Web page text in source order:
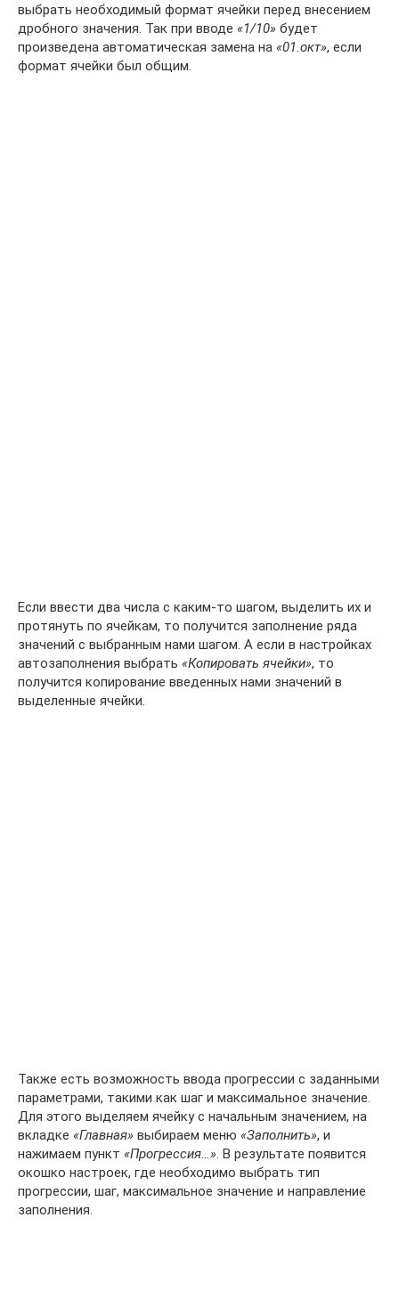
выбрать необходимый формат ячейки перед внесением
дробного значения. Так при вводе «1/10» будет
произведена автоматическая замена на «01.окт», если
формат ячейки был общим.
Если ввести два числа с каким-то шагом, выделить их и
протянуть по ячейкам, то получится заполнение ряда
значений с выбранным нами шагом. А если в настройках
автозаполнения выбрать «Копировать ячейки», то
получится копирование введенных нами значений в
выделенные ячейки.
Также есть возможность ввода прогрессии с заданными
параметрами, такими как шаг и максимальное значение.
Для этого выделяем ячейку с начальным значением, на
вкладке «Главная» выбираем меню «Заполнить», и
нажимаем пункт «Прогрессия…». В результате появится
окошко настроек, где необходимо выбрать тип
прогрессии, шаг, максимальное значение и направление
заполнения.